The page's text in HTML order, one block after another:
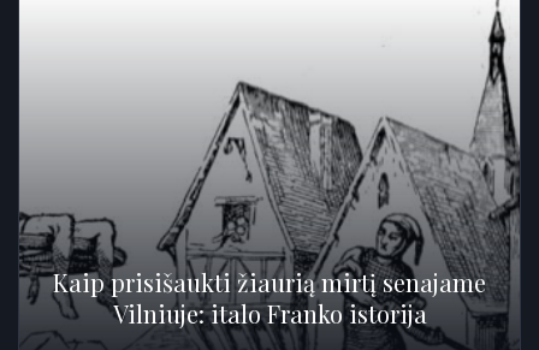
Kaip prisišaukti žiaurią mirtį senajame
Vilniuje: italo Franko istorija